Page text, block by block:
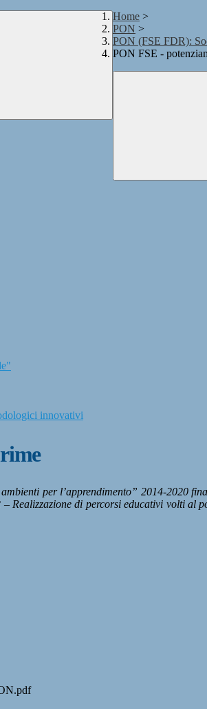
Home >
PON >
PON (FSE FDR):
PON FSE -
innovativi
per l’apprendimento” 2014-2020
di percorsi educativi volti al